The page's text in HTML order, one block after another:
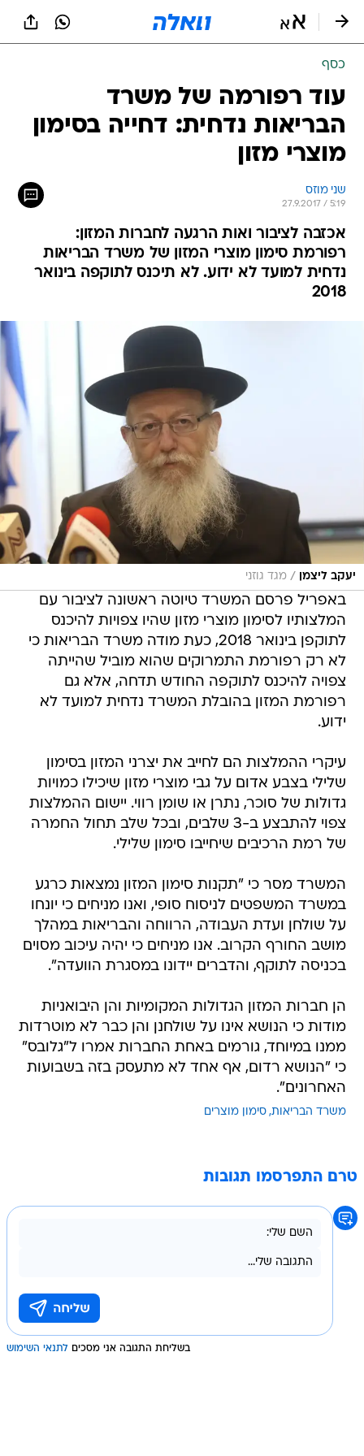
כסף
עוד רפורמה של משרד
הבריאות נדחית: דחייה בסימון
מוצרי מזון
שני מוזס
27.9.2017 / 5:19
אכזבה לציבור ואות הרגעה לחברות המזון:
רפורמת סימון מוצרי המזון של משרד הבריאות
נדחית למועד לא ידוע. לא תיכנס לתוקפה בינואר
2018
יעקב ליצמן / מגד גוזני
באפריל פרסם המשרד טיוטה ראשונה לציבור עם
המלצותיו לסימון מוצרי מזון שהיו צפויות להיכנס
לתוקפן בינואר 2018, כעת מודה משרד הבריאות כי
לא רק רפורמת התמרוקים שהוא מוביל שהייתה
צפויה להיכנס לתוקפה החודש תדחה, אלא גם
רפורמת המזון בהובלת המשרד נדחית למועד לא
ידוע.
עיקרי ההמלצות הם לחייב את יצרני המזון בסימון
שלילי בצבע אדום על גבי מוצרי מזון שיכילו כמויות
גדולות של סוכר, נתרן או שומן רווי. יישום ההמלצות
צפוי להתבצע ב-3 שלבים, ובכל שלב תחול החמרה
של רמת הרכיבים שיחייבו סימון שלילי.
המשרד מסר כי "תקנות סימון המזון נמצאות כרגע
במשרד המשפטים לניסוח סופי, ואנו מניחים כי יונחו
על שולחן ועדת העבודה, הרווחה והבריאות במהלך
מושב החורף הקרוב. אנו מניחים כי יהיה עיכוב מסוים
בכניסה לתוקף, והדברים יידונו במסגרת הוועדה".
הן חברות המזון הגדולות המקומיות והן היבואניות
מודות כי הנושא אינו על שולחנן והן כבר לא מוטרדות
ממנו במיוחד, גורמים באחת החברות אמרו ל"גלובס"
כי "הנושא רדום, אף אחד לא מתעסק בזה בשבועות
האחרונים".
משרד הבריאות סימון מוצרים
טרם התפרסמו תגובות
בשליחת התגובה אני מסכים לתנאי השימוש